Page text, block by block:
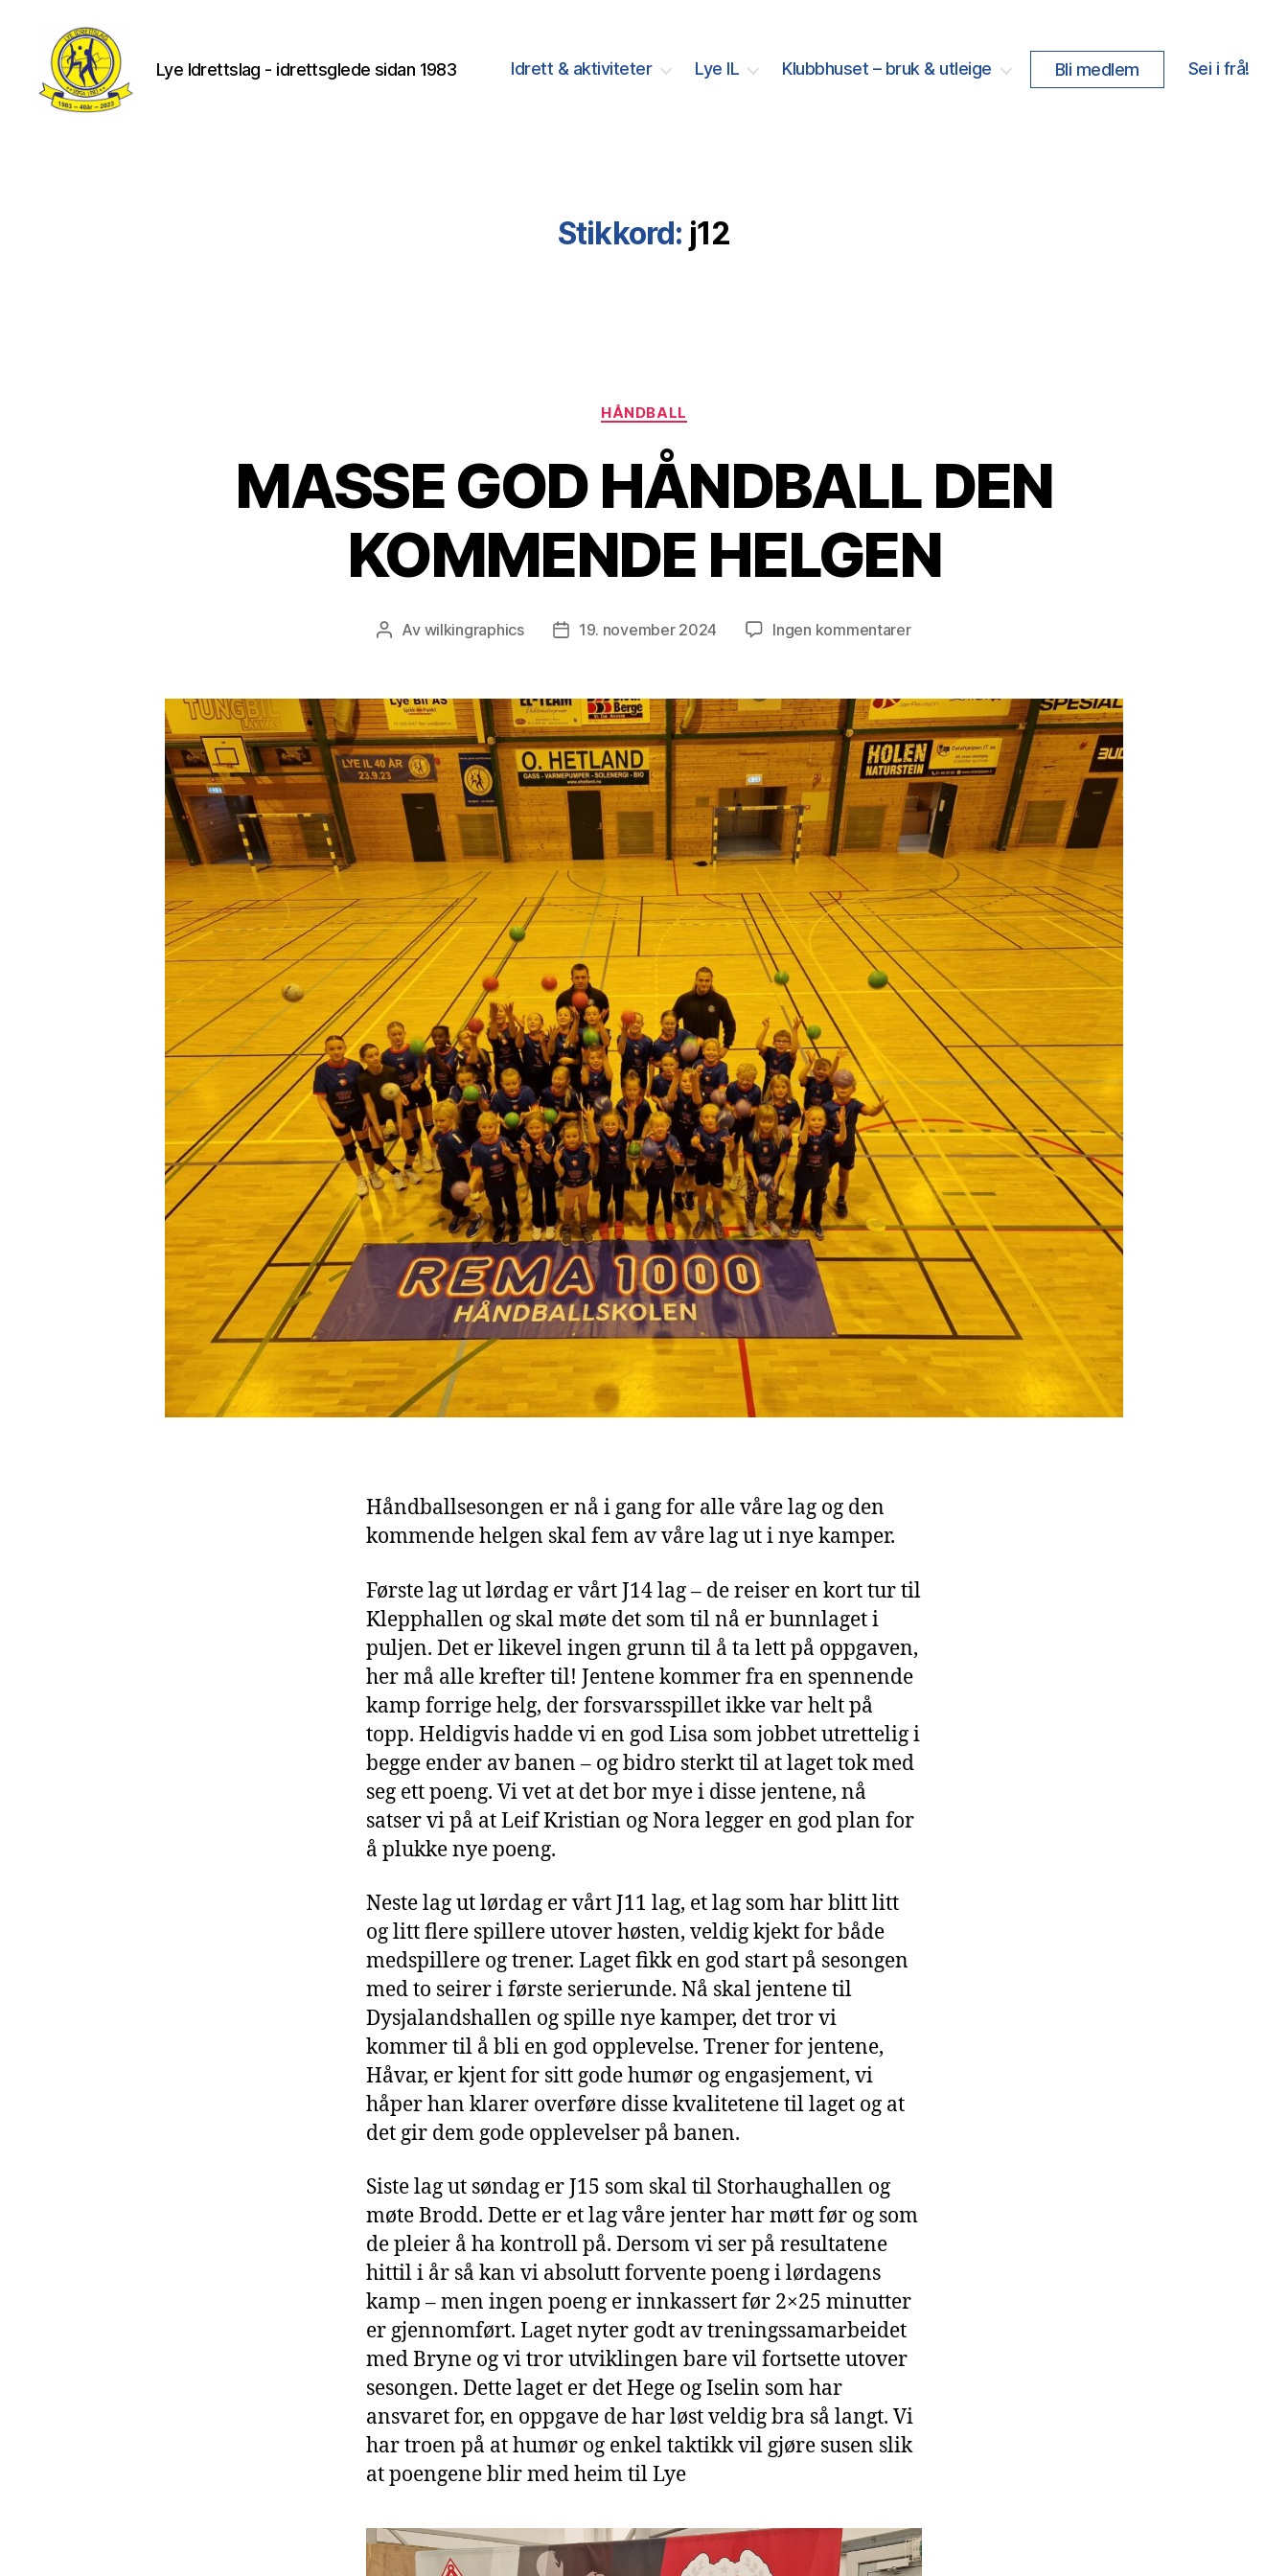
Lye Idrettslag - idrettsglede sidan 1983 Idrett & aktiviteter Lye IL Klubbhuset – bruk & utleige Bli medlem Sei i frå!
Stikkord: j12
Kategorier
HÅNDBALL
MASSE GOD HÅNDBALL DEN
KOMMENDE HELGEN
Innleggsforfatter
Av wilkingraphics Publiseringsdato
19. november 2024 Ingen kommentarertil
HÅNDBALL
DEN
KOMMENDE
HELGEN
Håndballsesongen er nå i gang for alle våre lag og den
kommende helgen skal fem av våre lag ut i nye kamper.
Første lag ut lørdag er vårt J14 lag – de reiser en kort tur til
Klepphallen og skal møte det som til nå er bunnlaget i
puljen. Det er likevel ingen grunn til å ta lett på oppgaven,
her må alle krefter til! Jentene kommer fra en spennende
kamp forrige helg, der forsvarsspillet ikke var helt på
topp. Heldigvis hadde vi en god Lisa som jobbet utrettelig i
begge ender av banen – og bidro sterkt til at laget tok med
seg ett poeng. Vi vet at det bor mye i disse jentene, nå
satser vi på at Leif Kristian og Nora legger en god plan for
å plukke nye poeng.
Neste lag ut lørdag er vårt J11 lag, et lag som har blitt litt
og litt flere spillere utover høsten, veldig kjekt for både
medspillere og trener. Laget fikk en god start på sesongen
med to seirer i første serierunde. Nå skal jentene til
Dysjalandshallen og spille nye kamper, det tror vi
kommer til å bli en god opplevelse. Trener for jentene,
Håvar, er kjent for sitt gode humør og engasjement, vi
håper han klarer overføre disse kvalitetene til laget og at
det gir dem gode opplevelser på banen.
Siste lag ut søndag er J15 som skal til Storhaughallen og
møte Brodd. Dette er et lag våre jenter har møtt før og som
de pleier å ha kontroll på. Dersom vi ser på resultatene
hittil i år så kan vi absolutt forvente poeng i lørdagens
kamp – men ingen poeng er innkassert før 2×25 minutter
er gjennomført. Laget nyter godt av treningssamarbeidet
med Bryne og vi tror utviklingen bare vil fortsette utover
sesongen. Dette laget er det Hege og Iselin som har
ansvaret for, en oppgave de har løst veldig bra så langt. Vi
har troen på at humør og enkel taktikk vil gjøre susen slik
at poengene blir med heim til Lye